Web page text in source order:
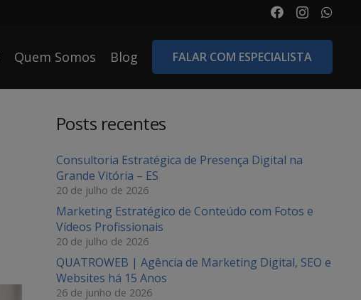
Quem Somos Blog FALAR COM ESPECIALISTA
Posts recentes
Consultoria Estratégica de Presença Digital na
Grande Vitória – ES
20 de julho de 2026
Marketing Estratégico de Conteúdo com Fotos e
Vídeos Profissionais
20 de julho de 2026
QUATROWEB | Agência de Marketing Digital, SEO e
Websites há 15 Anos
26 de junho de 2026